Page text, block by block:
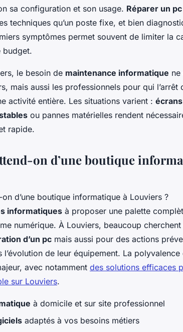
sa configuration et son usage. Réparer un
techniques qu’un poste fixe, et bien
symptômes permet souvent de limiter la
budget.
le besoin de maintenance informatique
mais aussi les professionnels pour qui l’arrêt
activité entière. Les situations varient :
ou pannes matérielles rendent
rapide.
on d’une boutique
informatiques à proposer une palette
numérique. À Louviers, beaucoup
d’un pc mais aussi pour des actions
l’évolution de leur équipement. La polyvalence
avec notamment des solutions efficaces
sur Louviers.
à domicile et sur site professionnel
adaptés à vos besoins métiers